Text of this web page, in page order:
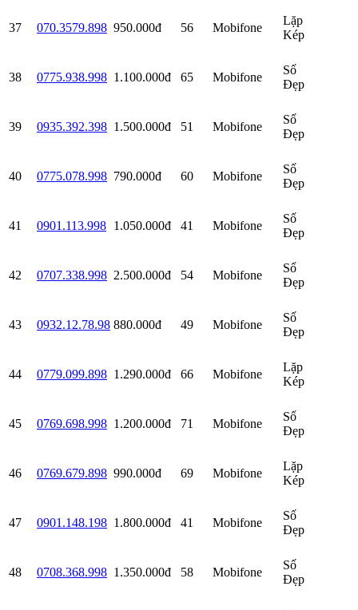
37 070.3579.898 950.000đ 56 Mobifone
Lặp
Kép
38 0775.938.998 1.100.000đ 65 Mobifone
Số
Đẹp
39 0935.392.398 1.500.000đ 51 Mobifone
Số
Đẹp
40 0775.078.998 790.000đ 60 Mobifone
Số
Đẹp
41 0901.113.998 1.050.000đ 41 Mobifone
Số
Đẹp
42 0707.338.998 2.500.000đ 54 Mobifone
Số
Đẹp
43 0932.12.78.98 880.000đ 49 Mobifone
Số
Đẹp
44 0779.099.898 1.290.000đ 66 Mobifone
Lặp
Kép
45 0769.698.998 1.200.000đ 71 Mobifone
Số
Đẹp
46 0769.679.898 990.000đ 69 Mobifone
Lặp
Kép
47 0901.148.198 1.800.000đ 41 Mobifone
Số
Đẹp
48 0708.368.998 1.350.000đ 58 Mobifone
Số
Đẹp